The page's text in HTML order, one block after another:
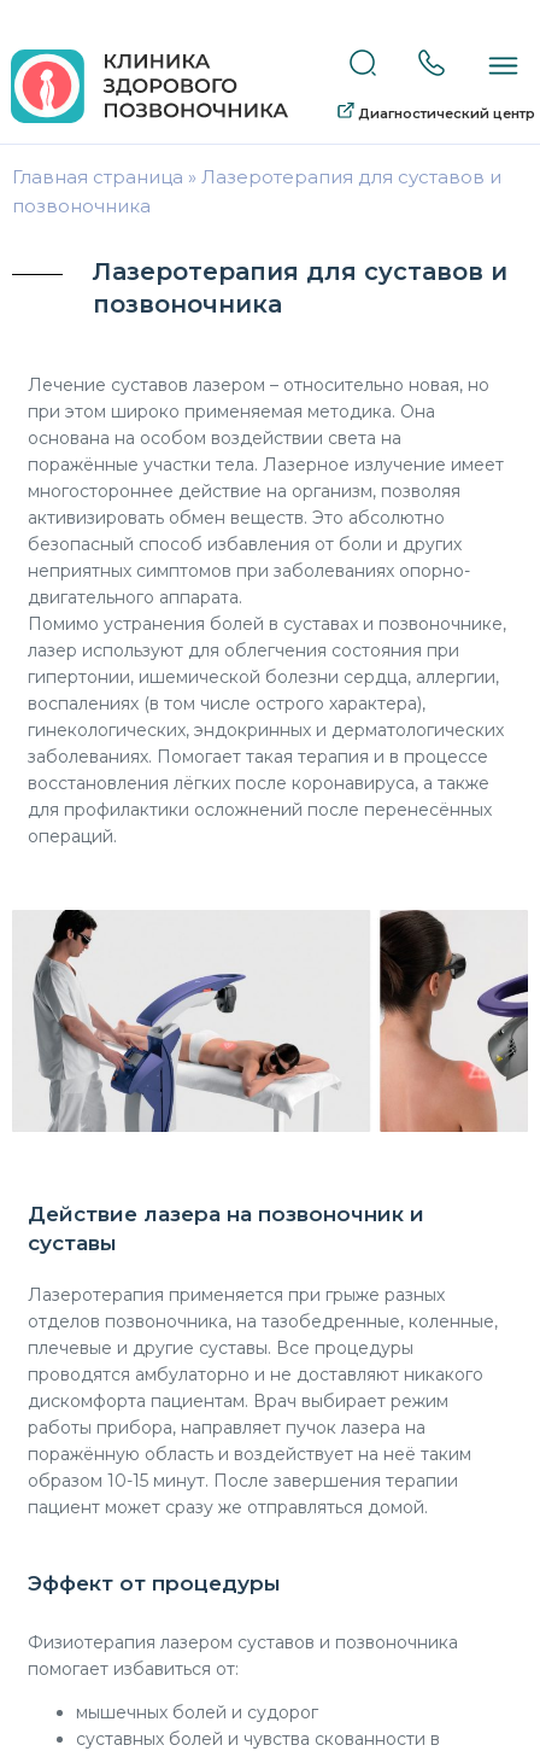
Диагностический центр
Главная страница » Лазеротерапия для суставов и
позвоночника
Лазеротерапия для суставов и
позвоночника
Лечение суставов лазером – относительно новая, но
при этом широко применяемая методика. Она
основана на особом воздействии света на
поражённые участки тела. Лазерное излучение имеет
многостороннее действие на организм, позволяя
активизировать обмен веществ. Это абсолютно
безопасный способ избавления от боли и других
неприятных симптомов при заболеваниях опорно-
двигательного аппарата.
Помимо устранения болей в суставах и позвоночнике,
лазер используют для облегчения состояния при
гипертонии, ишемической болезни сердца, аллергии,
воспалениях (в том числе острого характера),
гинекологических, эндокринных и дерматологических
заболеваниях. Помогает такая терапия и в процессе
восстановления лёгких после коронавируса, а также
для профилактики осложнений после перенесённых
операций.
Действие лазера на позвоночник и
суставы
Лазеротерапия применяется при грыже разных
отделов позвоночника, на тазобедренные, коленные,
плечевые и другие суставы. Все процедуры
проводятся амбулаторно и не доставляют никакого
дискомфорта пациентам. Врач выбирает режим
работы прибора, направляет пучок лазера на
поражённую область и воздействует на неё таким
образом 10-15 минут. После завершения терапии
пациент может сразу же отправляться домой.
Эффект от процедуры
Физиотерапия лазером суставов и позвоночника
помогает избавиться от:
мышечных болей и судорог
суставных болей и чувства скованности в